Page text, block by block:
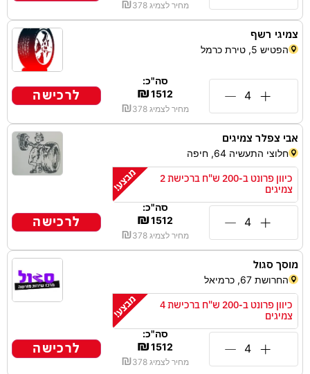
מחיר לצמיג 378
צמיגי רשף
הפטיש 5, טירת כרמל
סה"כ:
₪1512
מחיר לצמיג ₪378
לרכישה
אבי צפלר צמיגים
חלוצי התעשיה 64, חיפה
כיוון פרונט ב-200 ש"ח ברכישת 2
צמיגים
סה"כ:
₪1512
מחיר לצמיג ₪378
לרכישה
מוסך סגול
החרושת 67, כרמיאל
כיוון פרונט ב-200 ש"ח ברכישת 4
צמיגים
סה"כ:
₪1512
מחיר לצמיג ₪378
לרכישה